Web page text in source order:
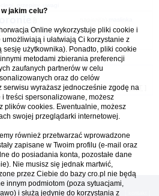
... 54 55 56
28.07.2024 21:47
UTC + 1 (Polska - czas zimowy) [ DST
[reklama ] [
jakim celu?
Online wykorzystuje pliki cookie i
i ułatwiają Ci korzystanie z
sesję użytkownika). Ponadto, pliki cookie
metodami zbierania preferencji
zaufanych partnerów w celu
oraz do celów
serwisu wyrażasz jednocześnie zgodę na
treści spersonalizowane, możesz
plików cookies. Ewentualnie, możesz
swojej przeglądarki internetowej.
również przetwarzać wprowadzone
zapisane w Twoim profilu (e-mail oraz
do posiadania konta, pozostałe dane
Nie musisz się jednak martwić,
przez Ciebie do bazy cro.pl nie będą
innym podmiotom (poza sytuacjami,
i służą jedynie do korzystania z